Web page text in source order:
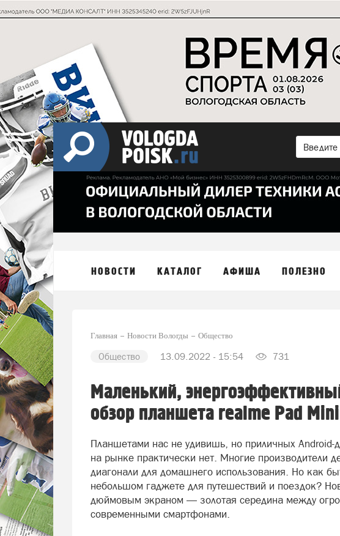
НОВОСТИ КАТАЛОГ АФИША ПОЛЕЗНО
Главная Новости Вологды Общество
Общество 13.09.2022 - 15:54 731
Маленький,
обзор планшета realme Pad
Планшетами нас не удивишь, но приличных Android-
на рынке практически нет. Многие производители
диагонали для домашнего использования. Но как
небольшом гаджете для путешествий и поездок?
дюймовым экраном — золотая середина между
современными смартфонами.